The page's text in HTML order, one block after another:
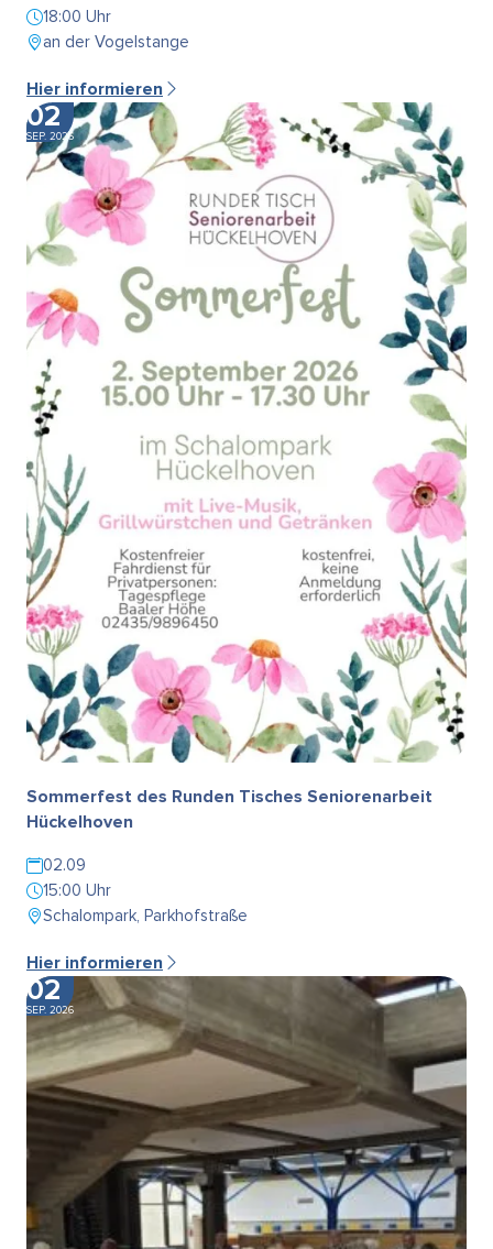
18:00 Uhr
an der Vogelstange
Hier informieren
02
SEP. 2026
Sommerfest des Runden Tisches Seniorenarbeit
Hückelhoven
02.09
15:00 Uhr
Schalompark, Parkhofstraße
Hier informieren
02
SEP. 2026